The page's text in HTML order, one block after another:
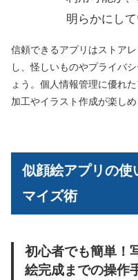
明らかにし
信頼できるアプリはストア
し、怪しいものやプライバ
ょう。個人情報管理に優れ
加工やイラスト作成が楽しめ
似顔絵アプリの使
マイズ術
初心者でも簡単！
絵完成までの操作